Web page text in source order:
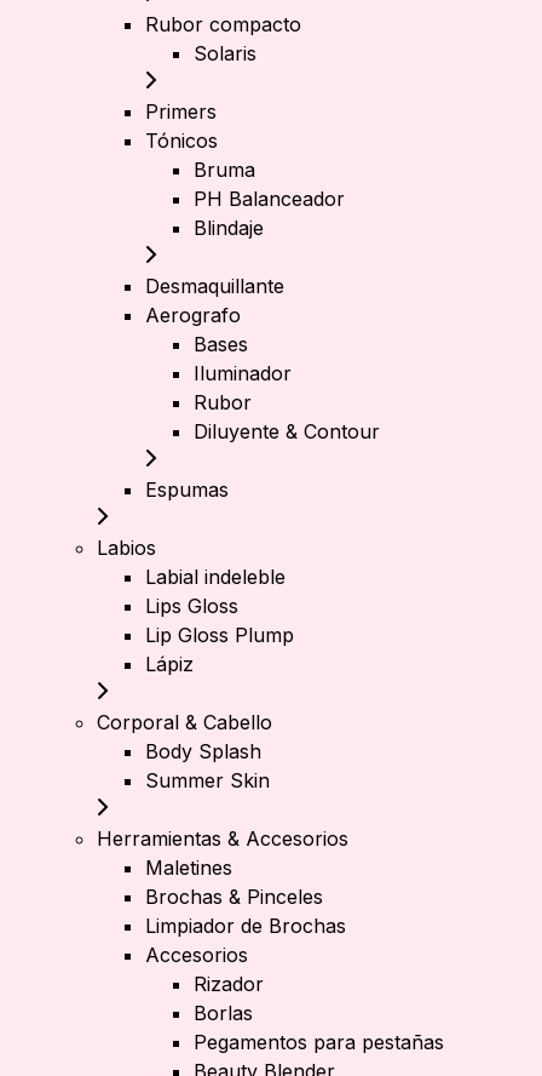
Rubor compacto
Solaris
Primers
Tónicos
Bruma
PH Balanceador
Blindaje
Desmaquillante
Aerografo
Bases
Iluminador
Rubor
Diluyente & Contour
Espumas
Labios
Labial indeleble
Lips Gloss
Lip Gloss Plump
Lápiz
Corporal & Cabello
Body Splash
Summer Skin
Herramientas & Accesorios
Maletines
Brochas & Pinceles
Limpiador de Brochas
Accesorios
Rizador
Borlas
Pegamentos para pestañas
Beauty Blender